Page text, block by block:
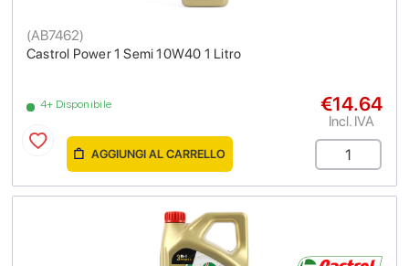
Castrol Power 1 Semi 10W40 1 Litro
(AB7462)
4+ Disponibile €14.64
Incl. IVA
AGGIUNGI AL CARRELLO